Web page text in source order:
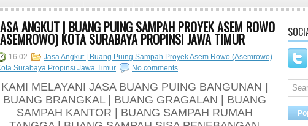
ANGKUT | BUANG PUING SAMPAH PROYEK ASEM ROWO
KOTA SURABAYA PROPINSI JAWA TIMUR
16.02
Jasa Angkut | Buang Puing Sampah Proyek Asem Rowo (Asemrowo)
Surabaya Propinsi Jawa Timur
No comments
KAMI MELAYANI JASA BUANG PUING BANGUNAN |
BUANG BRANGKAL | BUANG GRAGALAN | BUANG
SAMPAH KANTOR | BUANG SAMPAH RUMAH